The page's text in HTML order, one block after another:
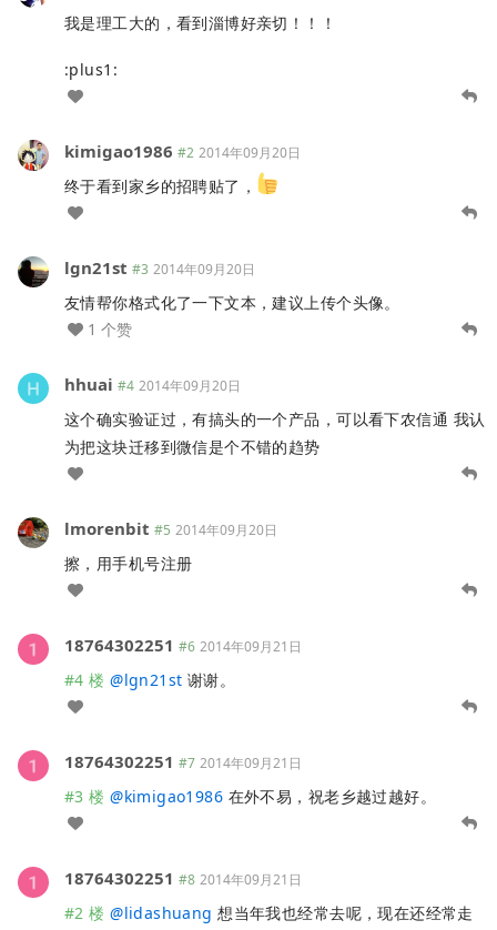
我是理工大的，看到淄博好亲切！！！
:plus1:
kimigao1986 #2 2014年09月20日
终于看到家乡的招聘贴了，
lgn21st #3 2014年09月20日
友情帮你格式化了一下文本，建议上传个头像。
1 个赞
hhuai #4 2014年09月20日
这个确实验证过，有搞头的一个产品，可以看下农信通 我认
为把这块迁移到微信是个不错的趋势
lmorenbit #5 2014年09月20日
擦，用手机号注册
18764302251 #6 2014年09月21日
#4 楼 @lgn21st 谢谢。
18764302251 #7 2014年09月21日
#3 楼 @kimigao1986 在外不易，祝老乡越过越好。
18764302251 #8 2014年09月21日
#2 楼 @lidashuang 想当年我也经常去呢，现在还经常走